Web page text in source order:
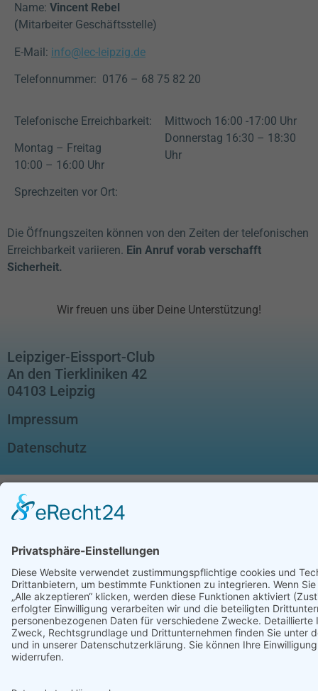
Name: Vincent Rebel
( Mitarbeiter Geschäftsstelle)
E-Mail: info@lec-leipzig.de
Telefonnummer: 0176 – 68 75 82 20
Telefonische Erreichbarkeit:
Montag – Freitag
10:00 – 16:00 Uhr
Sprechzeiten vor Ort:
Mittwoch 16:00 -17:00 Uhr
Donnerstag 16:30 – 18:30
Uhr
Die Öffnungszeiten können von den Zeiten der telefonischen
Erreichbarkeit variieren. Ein Anruf vorab verschafft
Sicherheit.
Leipziger-Eissport-Club
An den Tierkliniken 42
04103 Leipzig
Impressum
Datenschutz
Wir freuen uns über Deine Unterstützung!